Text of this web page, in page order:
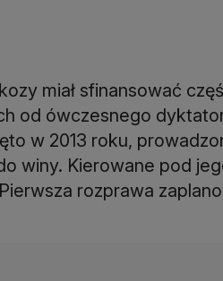
miał sfinansować
od ówczesnego
w 2013 roku,
winy. Kierowane pod
rozprawa